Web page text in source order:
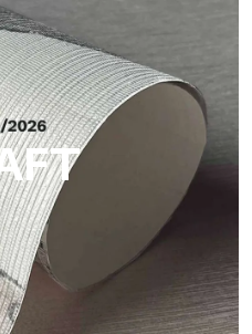
feiner vertikaler Struktur,
Fläche Tiefe verleiht.